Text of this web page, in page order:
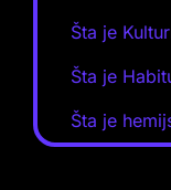
Šta je
Šta je
Šta je